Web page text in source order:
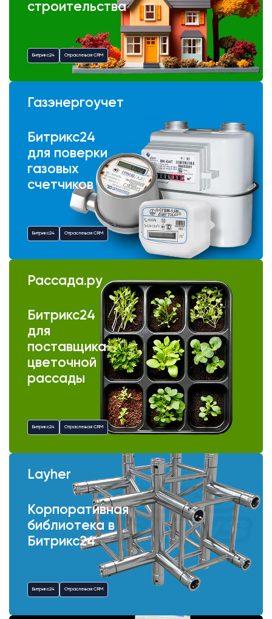
строительства
Битрикс24 Отраслевая CRM
Газэнергоучет
Битрикс24
для поверки
газовых
счетчиков
Битрикс24 Отраслевая CRM
Рассада.ру
Битрикс24
для
поставщика
цветочной
рассады
Битрикс24 Отраслевая CRM
Layher
Корпоративная
библиотека в
Битрикс24
Битрикс24 Отраслевая CRM